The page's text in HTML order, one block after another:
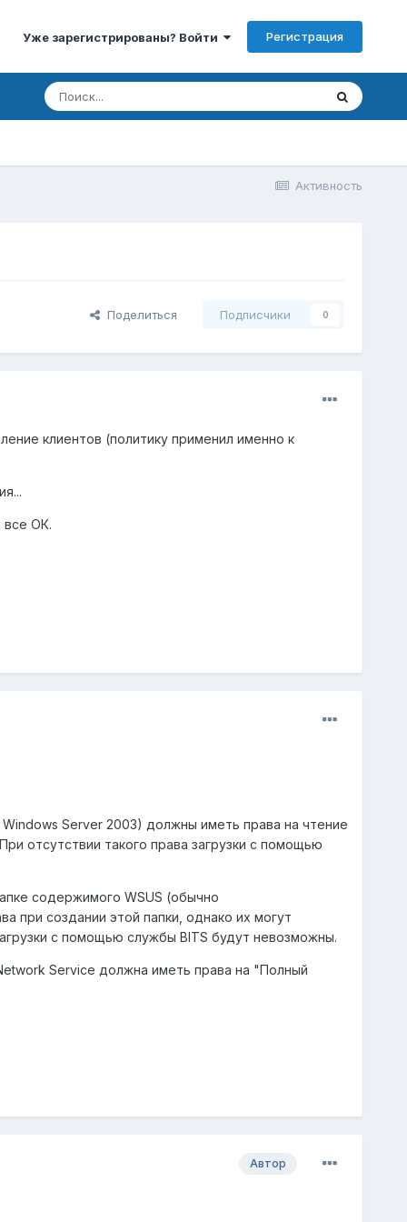
Уже зарегистрированы? Войти Регистрация
Активность
Поделиться Подписчики 0
клиентов (политику применил именно к
все ОК.
Server 2003) должны иметь права на чтение
отсутствии такого права загрузки с помощью
содержимого WSUS (обычно
при создании этой папки, однако их могут
с помощью службы BITS будут невозможны.
Service должна иметь права на "Полный
Автор